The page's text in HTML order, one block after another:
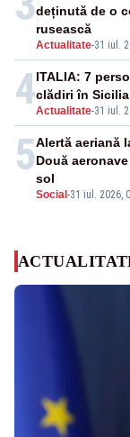
Actualitate-31 iul.
deținută de o
rusească
4Actualitate-31 iul.
ITALIA: 7
clădiri în Sicilia
5
Social -31 iul. 2026,
Alertă aeriană
Două
sol